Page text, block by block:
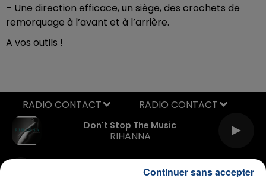
– Une direction efficace, un siège, des crochets de
remorquage à l’avant et à l’arrière.
A vos outils !
Don't Stop The Music
RIHANNA
RADIO CONTACT
Continuer sans accepter